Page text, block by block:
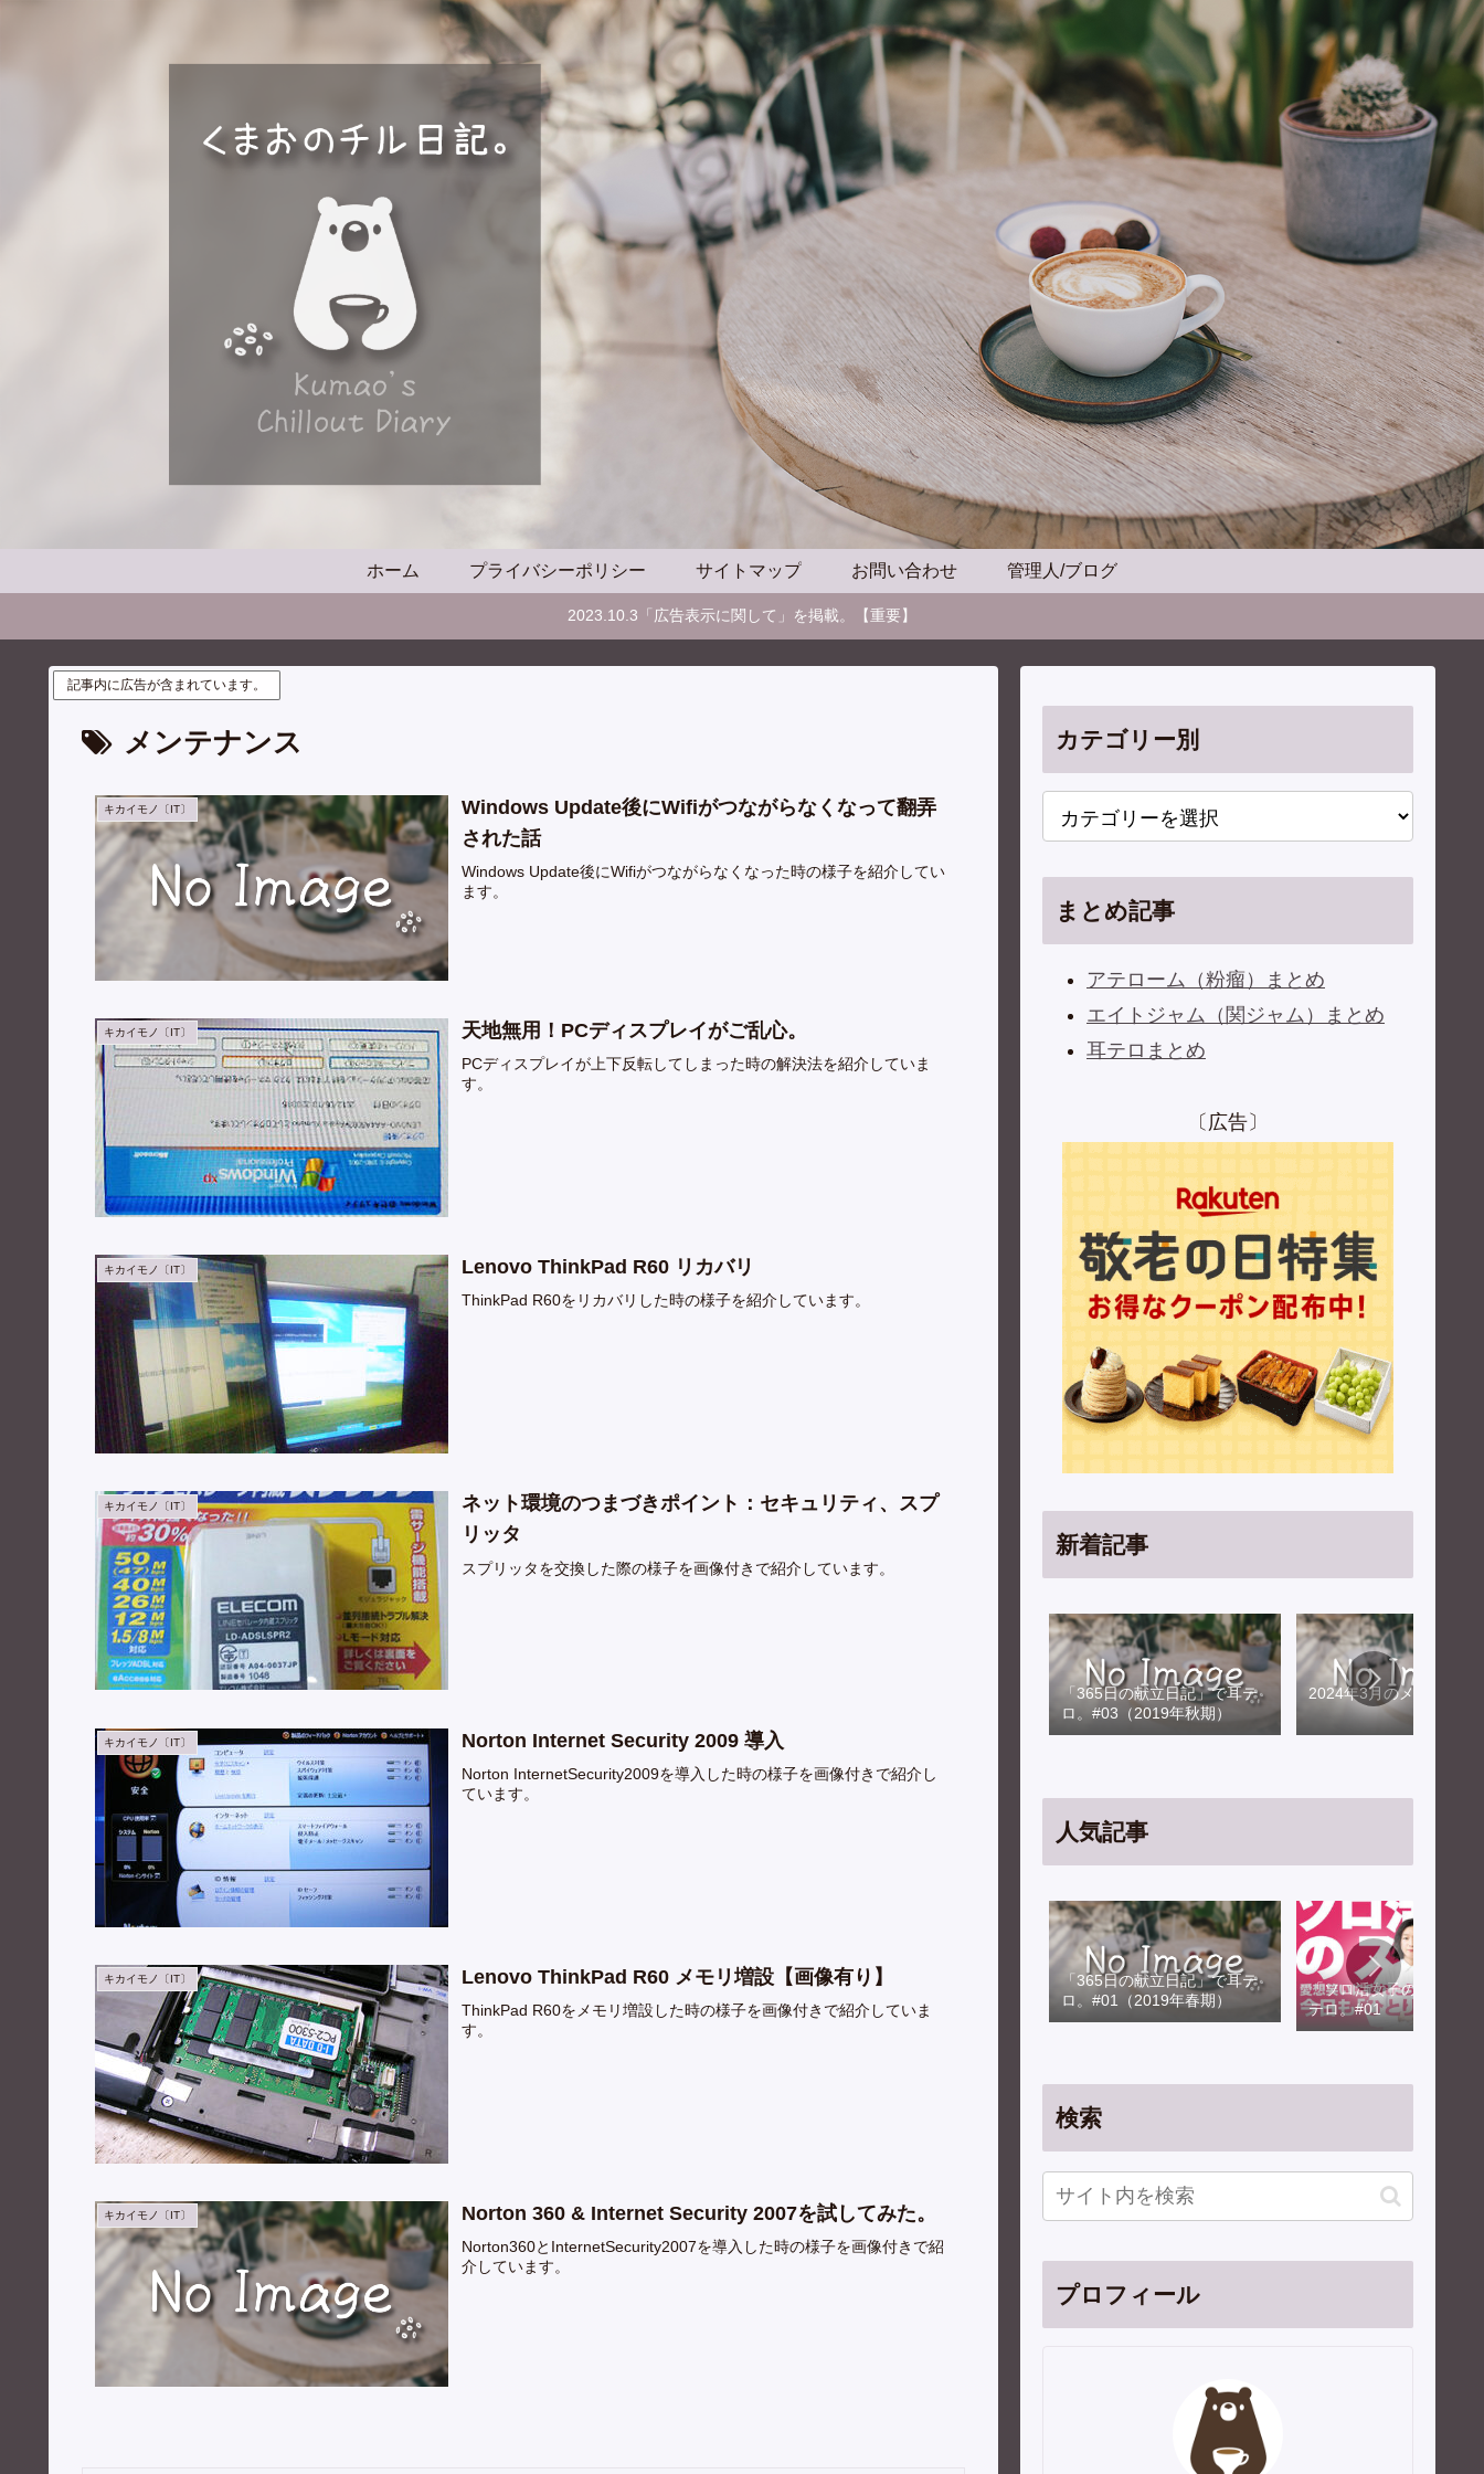
ホーム プライバシーポリシー サイトマップ お問い合わせ 管理人/ブログ
2023.10.3「広告表示に関して」を掲載。【重要】
記事内に広告が含まれています。
メンテナンス
キカイモノ〔IT〕
Windows Update後にWifiがつながらなくなって翻弄
された話
Windows Update後にWifiがつながらなくなった時の様子を紹介してい
ます。
キカイモノ〔IT〕 天地無用！PCディスプレイがご乱心。
PCディスプレイが上下反転してしまった時の解決法を紹介していま
す。
キカイモノ〔IT〕 Lenovo ThinkPad R60 リカバリ
ThinkPad R60をリカバリした時の様子を紹介しています。
キカイモノ〔IT〕
ネット環境のつまづきポイント：セキュリティ、スプ
リッタ
スプリッタを交換した際の様子を画像付きで紹介しています。
キカイモノ〔IT〕 Norton Internet Security 2009 導入
Norton InternetSecurity2009を導入した時の様子を画像付きで紹介し
ています。
キカイモノ〔IT〕 Lenovo ThinkPad R60 メモリ増設【画像有り】
ThinkPad R60をメモリ増設した時の様子を画像付きで紹介していま
す。
キカイモノ〔IT〕 Norton 360 & Internet Security 2007を試してみた。
Norton360とInternetSecurity2007を導入した時の様子を画像付きで紹
介しています。
カテゴリー別
まとめ記事
アテローム（粉瘤）まとめ
エイトジャム（関ジャム）まとめ
耳テロまとめ
〔広告〕
新着記事
「365日の献立日記」で耳テ
ロ。#03（2019年秋期）
2024年3月のメンテナン
人気記事
「365日の献立日記」で耳テ
ロ。#01（2019年春期）
「ソロ活女子のススメ」
テロ。#01
検索
プロフィール